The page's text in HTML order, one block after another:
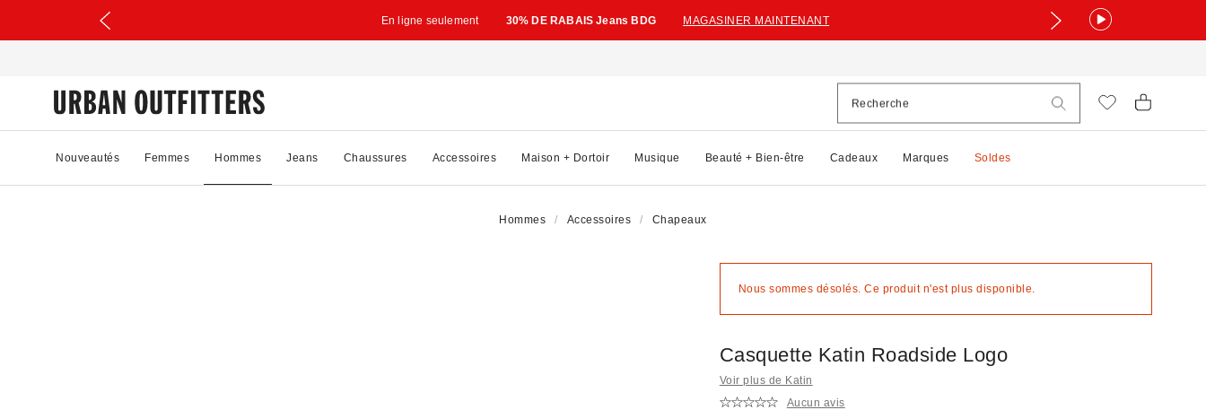
En ligne seulement 30% DE RABAIS Jeans BDG MAGASINER MAINTENANT
Nouveautés Femmes Hommes Jeans Chaussures Accessoires Maison + Dortoir Musique Beauté + Bien-être Cadeaux Marques Soldes
Hommes Accessoires Chapeaux
Nous sommes désolés. Ce produit n'est plus disponible.
Casquette Katin Roadside Logo
Voir plus de Katin
Aucun avis